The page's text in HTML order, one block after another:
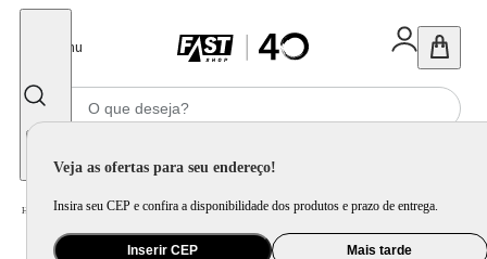
Menu
Veja as ofertas para seu endereço!
Insira seu CEP e confira a disponibilidade dos produtos e prazo de entrega.
Inserir CEP Mais tarde
Home Mercado / Bebida Vinho